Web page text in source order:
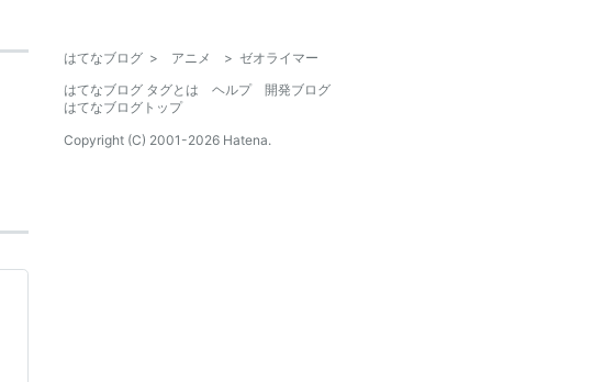
はてなブログ > アニメ > ゼオライマー
はてなブログ タグとは
ヘルプ
開発ブログ
はてなブログトップ
Copyright (C) 2001-2026 Hatena.